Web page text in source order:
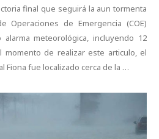
final que seguirá la aun tormenta
Operaciones de Emergencia (COE)
meteorológica, incluyendo 12
momento de realizar este articulo, el
Fiona fue localizado cerca de la …